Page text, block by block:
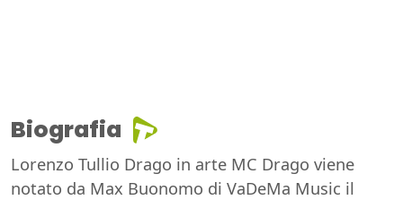
Biografia
Lorenzo Tullio Drago in arte MC Drago viene
notato da Max Buonomo di VaDeMa Music il